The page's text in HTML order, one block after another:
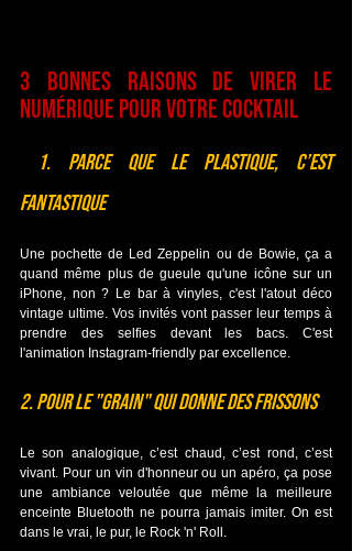
3 bonnes raisons de virer le
numérique pour votre cocktail
1. Parce que le plastique, c’est
fantastique
Une pochette de Led Zeppelin ou de Bowie, ça a
quand même plus de gueule qu'une icône sur un
iPhone, non ? Le bar à vinyles, c'est l'atout déco
vintage ultime. Vos invités vont passer leur temps à
prendre des selfies devant les bacs. C'est
l'animation Instagram-friendly par excellence.
2. Pour le "Grain" qui donne des frissons
Le son analogique, c’est chaud, c’est rond, c’est
vivant. Pour un vin d'honneur ou un apéro, ça pose
une ambiance veloutée que même la meilleure
enceinte Bluetooth ne pourra jamais imiter. On est
dans le vrai, le pur, le Rock 'n' Roll.